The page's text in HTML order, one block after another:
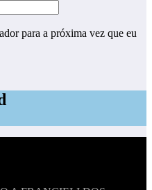
para a próxima vez que eu